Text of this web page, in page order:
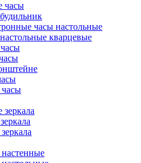
часы
часы настольные
кварцевые